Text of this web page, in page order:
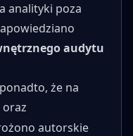
analityki poza
audytu
że na
oraz
autorskie